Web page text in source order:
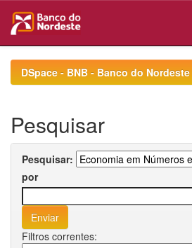
navigationDSpace - BNB - Banco do
Pesquisar
Pesquisar:
por
Filtros correntes: